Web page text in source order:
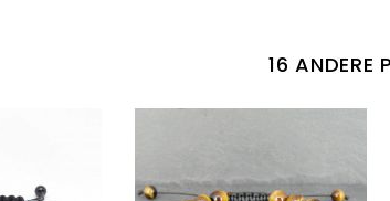
16 ANDERE